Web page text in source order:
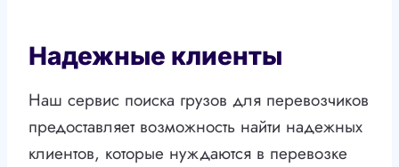
Надежные клиенты
Наш сервис поиска грузов для перевозчиков
предоставляет возможность найти надежных
клиентов, которые нуждаются в перевозке